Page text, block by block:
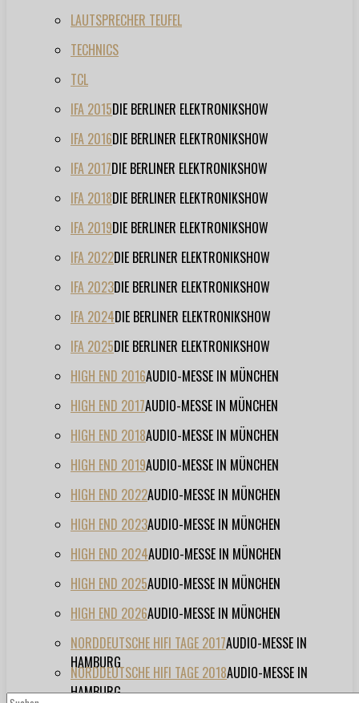
LAUTSPRECHER TEUFEL
TECHNICS
TCL
IFA 2015DIE BERLINER ELEKTRONIKSHOW
IFA 2016DIE BERLINER ELEKTRONIKSHOW
IFA 2017DIE BERLINER ELEKTRONIKSHOW
IFA 2018DIE BERLINER ELEKTRONIKSHOW
IFA 2019DIE BERLINER ELEKTRONIKSHOW
IFA 2022DIE BERLINER ELEKTRONIKSHOW
IFA 2023DIE BERLINER ELEKTRONIKSHOW
IFA 2024DIE BERLINER ELEKTRONIKSHOW
IFA 2025DIE BERLINER ELEKTRONIKSHOW
HIGH END 2016AUDIO-MESSE IN MÜNCHEN
HIGH END 2017AUDIO-MESSE IN MÜNCHEN
HIGH END 2018AUDIO-MESSE IN MÜNCHEN
HIGH END 2019AUDIO-MESSE IN MÜNCHEN
HIGH END 2022AUDIO-MESSE IN MÜNCHEN
HIGH END 2023AUDIO-MESSE IN MÜNCHEN
HIGH END 2024AUDIO-MESSE IN MÜNCHEN
HIGH END 2025AUDIO-MESSE IN MÜNCHEN
HIGH END 2026AUDIO-MESSE IN MÜNCHEN
NORDDEUTSCHE HIFI TAGE 2017AUDIO-MESSE IN
HAMBURG
NORDDEUTSCHE HIFI TAGE 2018AUDIO-MESSE IN
HAMBURG